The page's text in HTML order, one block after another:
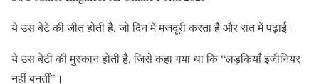
ये उस बेटे की जीत होती है, जो दिन में मजदूरी करता है और रात में पढ़ाई।
ये उस बेटी की मुस्कान होती है, जिसे कहा गया था कि “लड़कियाँ इंजीनियर
नहीं बनतीं”।